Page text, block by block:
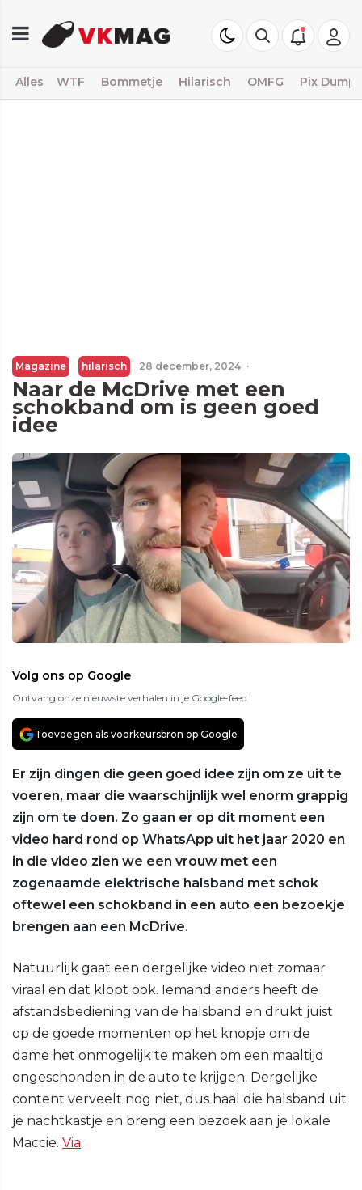
Alles WTF Bommetje Hilarisch OMFG Pix Dump
Magazine hilarisch 28 december, 2024 ·
Naar de McDrive met een
schokband om is geen goed
idee
Volg ons op Google
Ontvang onze nieuwste verhalen in je Google-feed
Toevoegen als voorkeursbron op Google
Er zijn dingen die geen goed idee zijn om ze uit te
voeren, maar die waarschijnlijk wel enorm grappig
zijn om te doen. Zo gaan er op dit moment een
video hard rond op WhatsApp uit het jaar 2020 en
in die video zien we een vrouw met een
zogenaamde elektrische halsband met schok
oftewel een schokband in een auto een bezoekje
brengen aan een McDrive.
Natuurlijk gaat een dergelijke video niet zomaar
viraal en dat klopt ook. Iemand anders heeft de
afstandsbediening van de halsband en drukt juist
op de goede momenten op het knopje om de
dame het onmogelijk te maken om een maaltijd
ongeschonden in de auto te krijgen. Dergelijke
content verveelt nog niet, dus haal die halsband uit
je nachtkastje en breng een bezoek aan je lokale
Maccie. Via.